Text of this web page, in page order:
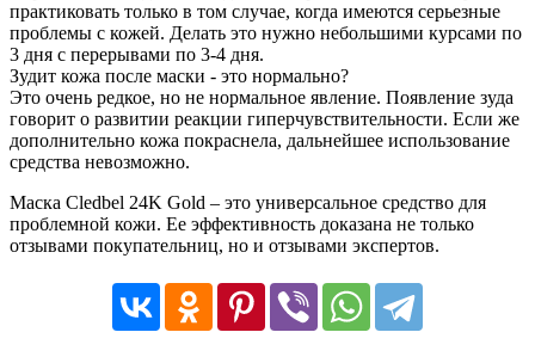
практиковать только в том случае, когда имеются серьезные
проблемы с кожей. Делать это нужно небольшими курсами по
3 дня с перерывами по 3-4 дня.
Зудит кожа после маски - это нормально?
Это очень редкое, но не нормальное явление. Появление зуда
говорит о развитии реакции гиперчувствительности. Если же
дополнительно кожа покраснела, дальнейшее использование
средства невозможно.
Маска Cledbel 24K Gold – это универсальное средство для
проблемной кожи. Ее эффективность доказана не только
отзывами покупательниц, но и отзывами экспертов.